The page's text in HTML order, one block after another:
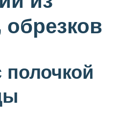
обрезков